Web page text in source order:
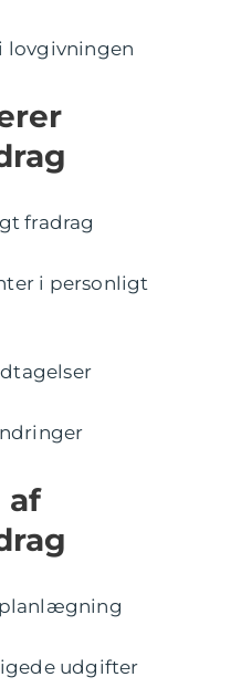
lovgivningen
fradrag
i personligt
af
udgifter